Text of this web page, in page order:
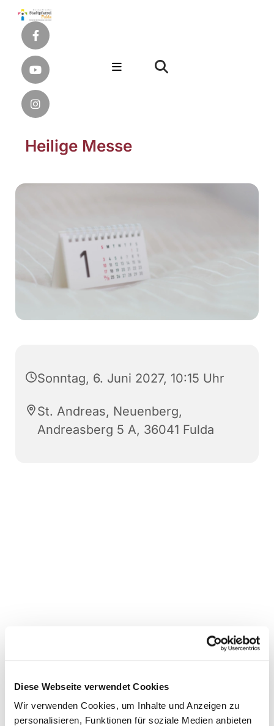
Diese Webseite verwendet Cookies
Wir verwenden Cookies, um Inhalte und Anzeigen zu
personalisieren, Funktionen für soziale Medien anbieten
Heilige Messe
Sonntag, 6. Juni 2027, 10:15 Uhr
St. Andreas, Neuenberg,
Andreasberg 5 A, 36041 Fulda